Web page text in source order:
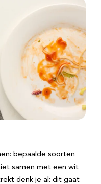
bepaalde soorten
samen met een wit
denk je al: dit gaat